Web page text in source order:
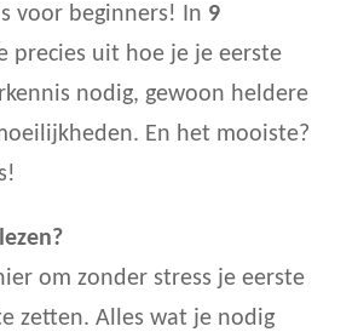
voor beginners! In 9
precies uit hoe je je eerste
nodig, gewoon heldere
En het mooiste?
om zonder stress je eerste
zetten. Alles wat je nodig